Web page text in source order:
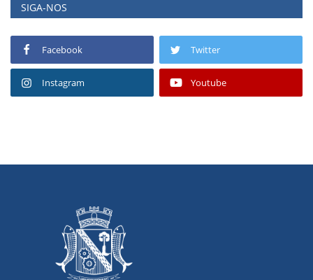
SIGA-NOS
Facebook Twitter
Instagram Youtube